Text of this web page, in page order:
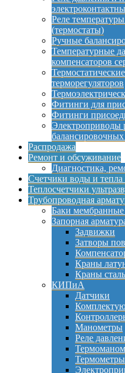
Реле
(термостаты)
Ручные
Температурные
компенсаторов
терморегуляторов
Фитинги для
Фитинги
Электроприводы
Распродажа
Ремонт и обсуживание
Диагностика,
Счетчики воды и тепла
Теплосчетчики
Трубопроводная
Баки мембранные
Запорная
Задвижки
Затворы
Краны
Краны
КИПиА
Датчики
Манометры
Реле
Термометры